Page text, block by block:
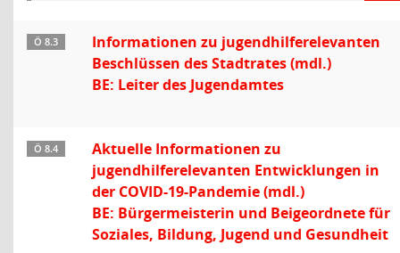
Ö 8.3
Informationen zu jugendhilferelevanten
Beschlüssen des Stadtrates (mdl.)
BE: Leiter des Jugendamtes
Ö 8.4
Aktuelle Informationen zu
jugendhilferelevanten Entwicklungen in
der COVID-19-Pandemie (mdl.)
BE: Bürgermeisterin und Beigeordnete für
Soziales, Bildung, Jugend und Gesundheit